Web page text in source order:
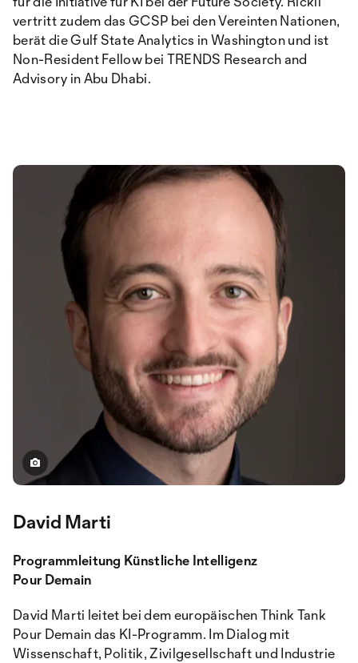
vertritt zudem das GCSP bei den Vereinten Nationen,
berät die Gulf State Analytics in Washington und ist
Non-Resident Fellow bei TRENDS Research and
Advisory in Abu Dhabi.
David Marti
Programmleitung Künstliche Intelligenz
Pour Demain
David Marti leitet bei dem europäischen Think Tank
Pour Demain das KI-Programm. Im Dialog mit
Wissenschaft, Politik, Zivilgesellschaft und Industrie